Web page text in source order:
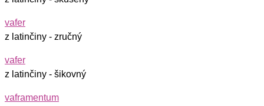
vafer
z latinčiny - zručný
vafer
z latinčiny - šikovný
vaframentum